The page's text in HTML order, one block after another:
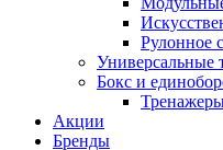
Рулонное
Универсальные
Бокс и
Акции
Бренды